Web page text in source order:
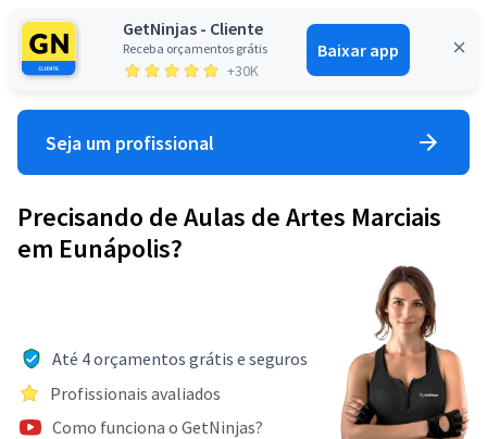
GetNinjas - Cliente
Receba orçamentos grátis
+30K
Baixar app
Entrar
Seja um profissional
Precisando de Aulas de Artes Marciais
em Eunápolis?
Até 4 orçamentos grátis e seguros
Profissionais avaliados
Como funciona o GetNinjas?